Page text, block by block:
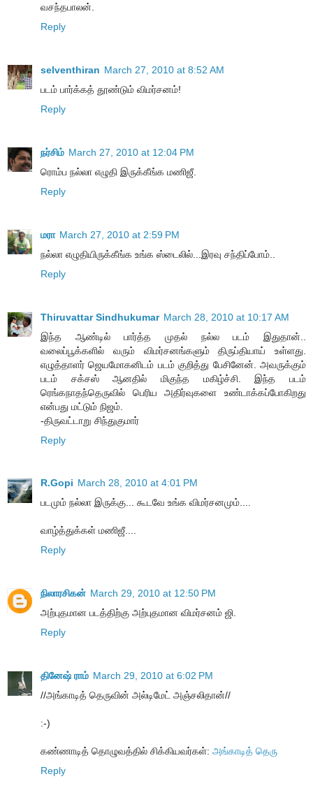
வசந்தபாலன்.
Reply
selventhiran March 27, 2010 at 8:52 AM
படம் பார்க்கத் தூண்டும் விமர்சனம்!
Reply
நர்சிம் March 27, 2010 at 12:04 PM
ரொம்ப நல்லா எழுதி இருக்கீங்க மணிஜீ.
Reply
மரா March 27, 2010 at 2:59 PM
நல்லா எழுதியிருக்கீங்க உங்க ஸ்டைலில்...இரவு சந்திப்போம்..
Reply
Thiruvattar Sindhukumar March 28, 2010 at 10:17 AM
இந்த ஆண்டில் பார்த்த முதல் நல்ல படம் இதுதான்..
வலைப்பூக்களில் வரும் விமர்சனங்களும் திருப்தியாய் உள்ளது.
எழுத்தாளர் ஜெயமோகனிடம் படம் குறித்து பேசினேன். அவருக்கும்
படம் சக்சஸ் ஆனதில் மிகுந்த மகிழ்ச்சி. இந்த படம்
ரெங்கநாதந்தெருவில் பெரிய அதிர்வுகளை உண்டாக்கப்போகிறது
என்பது மட்டும் நிஜம்.
-திருவட்டாறு சிந்துகுமார்
Reply
R.Gopi March 28, 2010 at 4:01 PM
படமும் நல்லா இருக்கு... கூடவே உங்க விமர்சனமும்....
வாழ்த்துக்கள் மணிஜீ....
Reply
நிலாரசிகன் March 29, 2010 at 12:50 PM
அற்புதமான படத்திற்கு அற்புதமான விமர்சனம் ஜி.
Reply
தினேஷ் ராம் March 29, 2010 at 6:02 PM
//அங்காடித் தெருவின் அல்டிமேட் அஞ்சலிதான்//
:-)
கண்ணாடித் தொழுவத்தில் சிக்கியவர்கள்: அங்காடித் தெரு
Reply